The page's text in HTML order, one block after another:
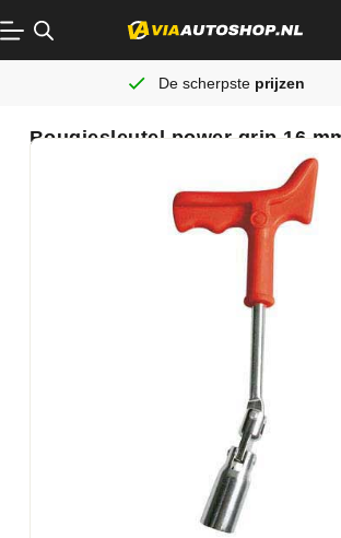
De scherpste prijzen
Bougiesleutel power grip 16